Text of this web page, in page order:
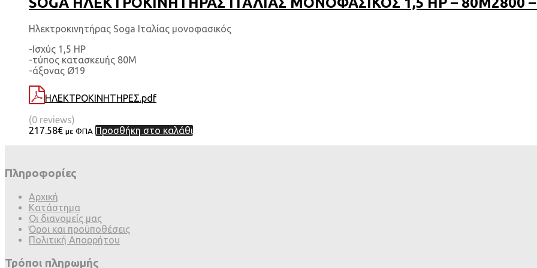
Ηλεκτροκινητήρας Soga Ιταλίας μονοφασικός
-Ισχύς 1,5 HP
-τύπος κατασκευής 80Μ
-άξονας Ø19
ΗΛΕΚΤΡΟΚΙΝΗΤΗΡΕΣ.pdf
(0 reviews)
217.58€ με ΦΠΑ Προσθήκη στο καλάθι
Πληροφορίες
Αρχική
Κατάστημα
Οι διανομείς μας
Όροι και προϋποθέσεις
Πολιτική Απορρήτου
Τρόποι πληρωμής